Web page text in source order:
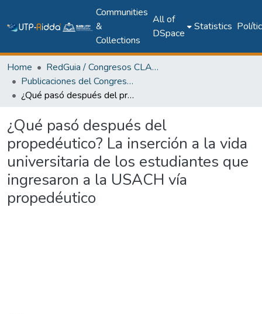
Communities
&
Collections
All of
DSpace
Statistics
Home
RedGuia / Congresos CLABES
Publicaciones del Congreso Internacional CLABES
¿Qué pasó después del propedéutico? La inserción a la vida universitaria de los estudiantes que ingresaron a la USACH vía propedéutico
¿Qué pasó después del
propedéutico? La inserción a la vida
universitaria de los estudiantes que
ingresaron a la USACH vía
propedéutico